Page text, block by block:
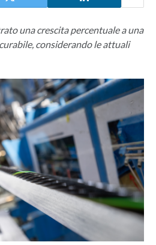
una crescita percentuale a una
considerando le attuali